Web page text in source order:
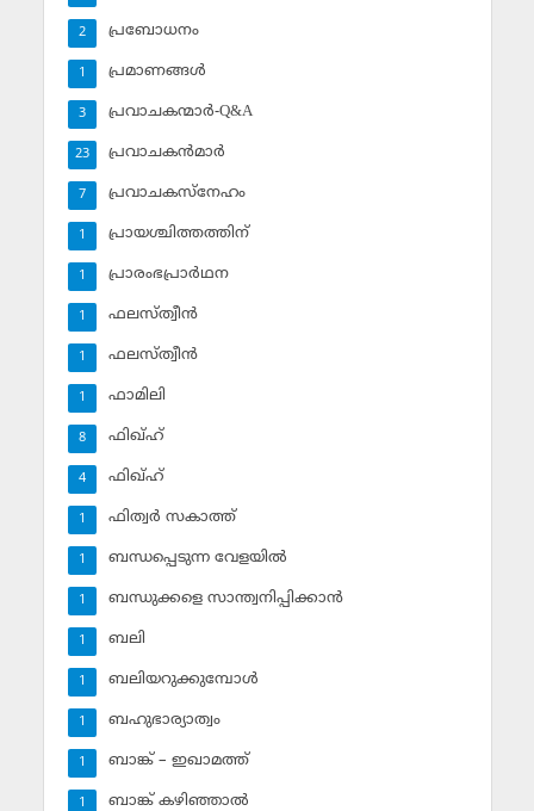
പ്രബോധനം
2
പ്രമാണങ്ങള്‍
1
പ്രവാചകന്മാര്‍-Q&A
3
പ്രവാചകന്‍മാര്‍
23
പ്രവാചകസ്‌നേഹം
7
പ്രായശ്ചിത്തത്തിന്
1
പ്രാരംഭപ്രാര്‍ഥന
1
ഫലസ്ത്വീൻ
1
ഫലസ്ത്വീൻ
1
ഫാമിലി
1
ഫിഖ്ഹ്
8
ഫിഖ്ഹ്‌
4
ഫിത്വര്‍ സകാത്ത്‌
1
ബന്ധപ്പെടുന്ന വേളയില്‍
1
ബന്ധുക്കളെ സാന്ത്വനിപ്പിക്കാന്‍
1
ബലി
1
ബലിയറുക്കുമ്പോള്‍
1
ബഹുഭാര്യാത്വം
1
ബാങ്ക് – ഇഖാമത്ത്
1
ബാങ്ക് കഴിഞ്ഞാല്‍
1